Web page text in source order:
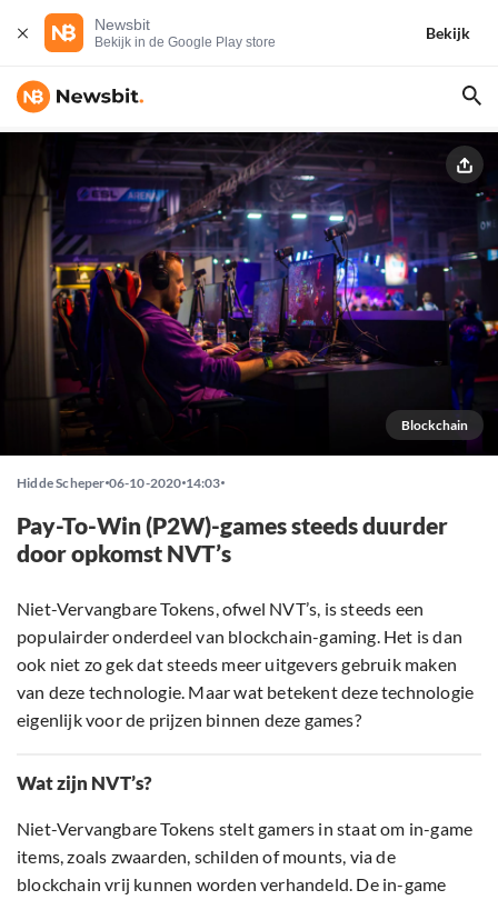
Newsbit
Bekijk in de Google Play store
Bekijk
Blockchain
Hidde Scheper 06-10-2020 14:03
Pay-To-Win (P2W)-games steeds duurder
door opkomst NVT’s
Niet-Vervangbare Tokens, ofwel NVT’s, is steeds een
populairder onderdeel van blockchain-gaming. Het is dan
ook niet zo gek dat steeds meer uitgevers gebruik maken
van deze technologie. Maar wat betekent deze technologie
eigenlijk voor de prijzen binnen deze games?
Wat zijn NVT’s?
Niet-Vervangbare Tokens stelt gamers in staat om in-game
items, zoals zwaarden, schilden of mounts, via de
blockchain vrij kunnen worden verhandeld. De in-game